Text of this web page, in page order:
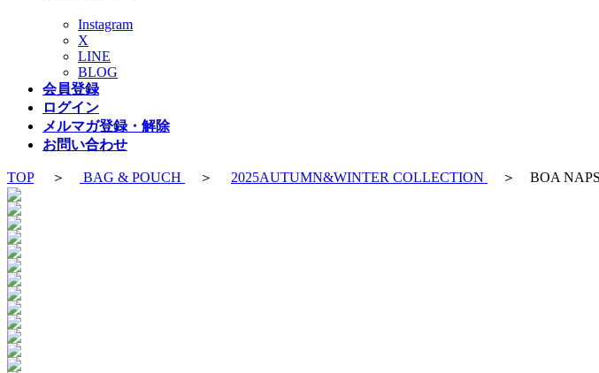
Instagram
X
LINE
BLOG
会員登録
ログイン
メルマガ登録・解除
お問い合わせ
TOP＞ BAG & POUCH ＞ 2025AUTUMN&WINTER COLLECTION ＞ BOA